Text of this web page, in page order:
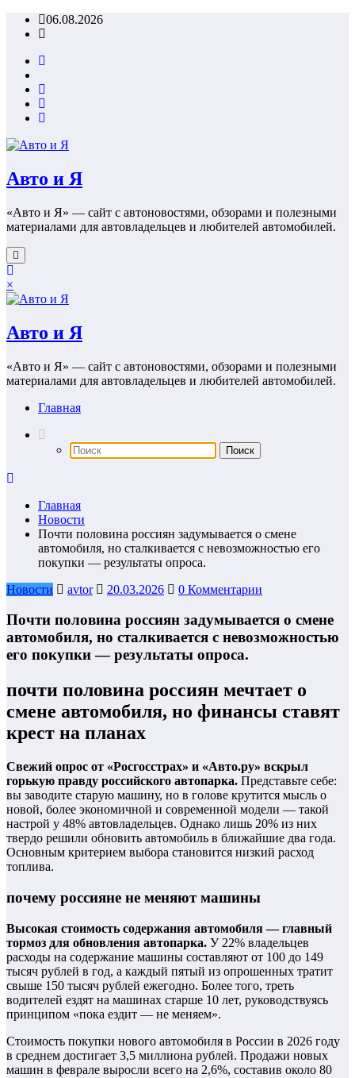
Перейти06.08.2026
Авто и Я
«Авто и Я» — сайт с автоновостями, обзорами и полезными
материалами для автовладельцев и любителей автомобилей.
×
Авто и Я
«Авто и Я» — сайт с автоновостями, обзорами и полезными
материалами для автовладельцев и любителей автомобилей.
Главная
Главная
Новости
Почти половина россиян задумывается о смене
автомобиля, но сталкивается с невозможностью его
покупки — результаты опроса.
Новости
avtor 20.03.2026 0 Комментарии
Почти половина россиян задумывается о смене
автомобиля, но сталкивается с невозможностью
его покупки — результаты опроса.
почти половина россиян мечтает о
смене автомобиля, но финансы ставят
крест на планах
Свежий опрос от «Росгосстрах» и «Авто.ру» вскрыл
горькую правду российского автопарка. Представьте себе:
вы заводите старую машину, но в голове крутится мысль о
новой, более экономичной и современной модели — такой
настрой у 48% автовладельцев. Однако лишь 20% из них
твердо решили обновить автомобиль в ближайшие два года.
Основным критерием выбора становится низкий расход
топлива.
почему россияне не меняют машины
Высокая стоимость содержания автомобиля — главный
тормоз для обновления автопарка. У 22% владельцев
расходы на содержание машины составляют от 100 до 149
тысяч рублей в год, а каждый пятый из опрошенных тратит
свыше 150 тысяч рублей ежегодно. Более того, треть
водителей ездят на машинах старше 10 лет, руководствуясь
принципом «пока ездит — не меняем».
Стоимость покупки нового автомобиля в России в 2026 году
в среднем достигает 3,5 миллиона рублей. Продажи новых
машин в феврале выросли всего на 2,6%, составив около 80